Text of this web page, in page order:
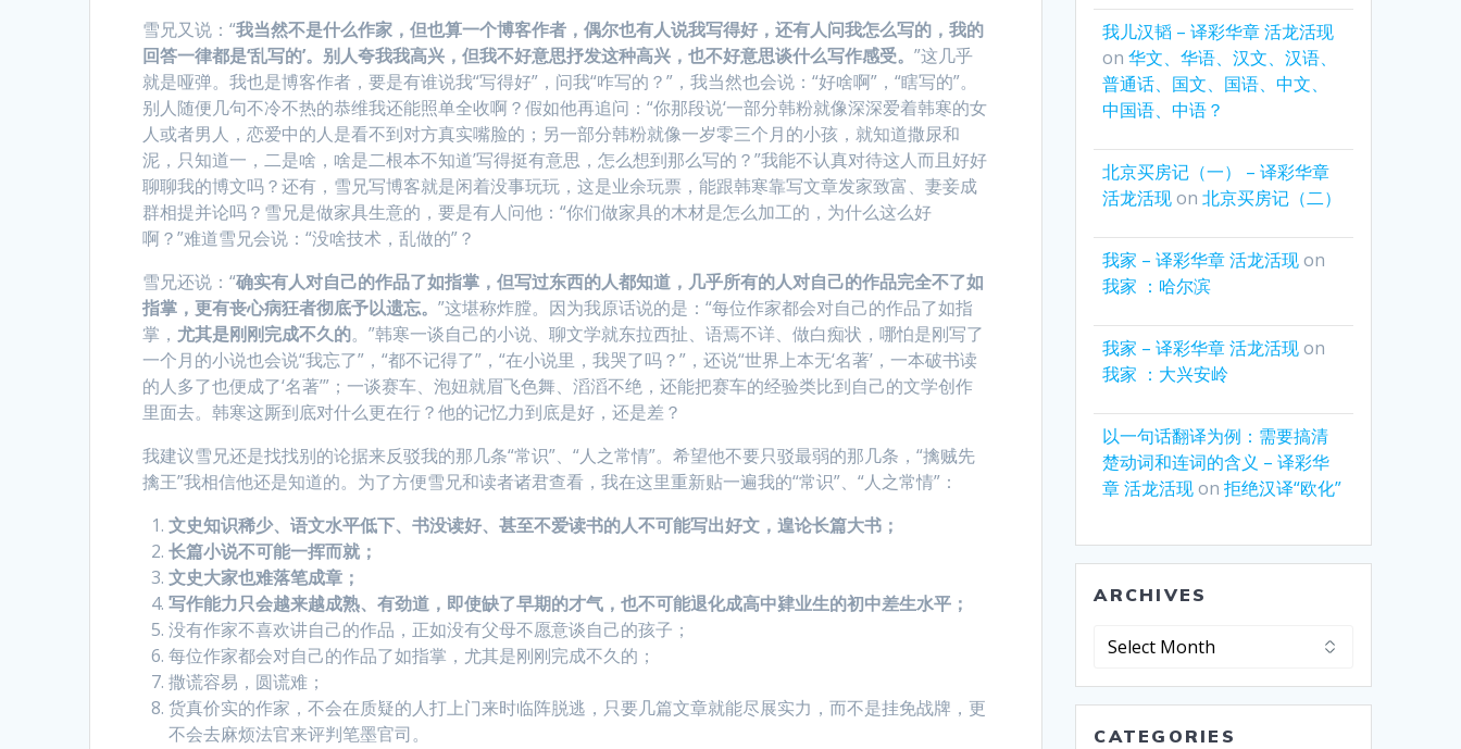
雪兄又说：“我当然不是什么作家，但也算一个博客作者，偶尔也有人说我写得好，还有人问我怎么写的，我的
回答一律都是‘乱写的’。别人夸我我高兴，但我不好意思抒发这种高兴，也不好意思谈什么写作感受。”这几乎
就是哑弹。我也是博客作者，要是有谁说我“写得好”，问我“咋写的？”，我当然也会说：“好啥啊”，“瞎写的”。
别人随便几句不冷不热的恭维我还能照单全收啊？假如他再追问：“你那段说‘一部分韩粉就像深深爱着韩寒的女
人或者男人，恋爱中的人是看不到对方真实嘴脸的；另一部分韩粉就像一岁零三个月的小孩，就知道撒尿和
泥，只知道一，二是啥，啥是二根本不知道’写得挺有意思，怎么想到那么写的？”我能不认真对待这人而且好好
聊聊我的博文吗？还有，雪兄写博客就是闲着没事玩玩，这是业余玩票，能跟韩寒靠写文章发家致富、妻妾成
群相提并论吗？雪兄是做家具生意的，要是有人问他：“你们做家具的木材是怎么加工的，为什么这么好
啊？”难道雪兄会说：“没啥技术，乱做的”？
雪兄还说：“确实有人对自己的作品了如指掌，但写过东西的人都知道，几乎所有的人对自己的作品完全不了如
指掌，更有丧心病狂者彻底予以遗忘。”这堪称炸膛。因为我原话说的是：“每位作家都会对自己的作品了如指
掌， 尤其是刚刚完成不久的。”韩寒一谈自己的小说、聊文学就东拉西扯、语焉不详、做白痴状，哪怕是刚写了
一个月的小说也会说“我忘了”，“都不记得了”，“在小说里，我哭了吗？”，还说“世界上本无‘名著’，一本破书读
的人多了也便成了‘名著’”；一谈赛车、泡妞就眉飞色舞、滔滔不绝，还能把赛车的经验类比到自己的文学创作
里面去。韩寒这厮到底对什么更在行？他的记忆力到底是好，还是差？
我建议雪兄还是找找别的论据来反驳我的那几条“常识”、“人之常情”。希望他不要只驳最弱的那几条，“擒贼先
擒王”我相信他还是知道的。为了方便雪兄和读者诸君查看，我在这里重新贴一遍我的“常识”、“人之常情”：
文史知识稀少、语文水平低下、书没读好、甚至不爱读书的人不可能写出好文，遑论长篇大书；
长篇小说不可能一挥而就；
文史大家也难落笔成章；
写作能力只会越来越成熟、有劲道，即使缺了早期的才气，也不可能退化成高中肄业生的初中差生水平；
没有作家不喜欢讲自己的作品，正如没有父母不愿意谈自己的孩子；
每位作家都会对自己的作品了如指掌，尤其是刚刚完成不久的；
撒谎容易，圆谎难；
货真价实的作家，不会在质疑的人打上门来时临阵脱逃，只要几篇文章就能尽展实力，而不是挂免战牌，更
不会去麻烦法官来评判笔墨官司。
我儿汉韬 – 译彩华章 活龙活现
on华文、华语、汉文、汉语、
普通话、国文、国语、中文、
中国语、中语？
北京买房记（一） – 译彩华章
活龙活现on北京买房记（二）
我家 – 译彩华章 活龙活现on
我家 ：哈尔滨
我家 – 译彩华章 活龙活现on
我家 ：大兴安岭
以一句话翻译为例：需要搞清
楚动词和连词的含义 – 译彩华
章 活龙活现on拒绝汉译“欧化”
ARCHIVES
Archives
CATEGORIES